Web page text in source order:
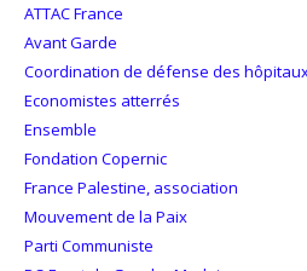
ATTAC France
Avant Garde
Coordination de défense des
Economistes atterrés
Ensemble
Fondation Copernic
France Palestine, association
Mouvement de la Paix
Parti Communiste